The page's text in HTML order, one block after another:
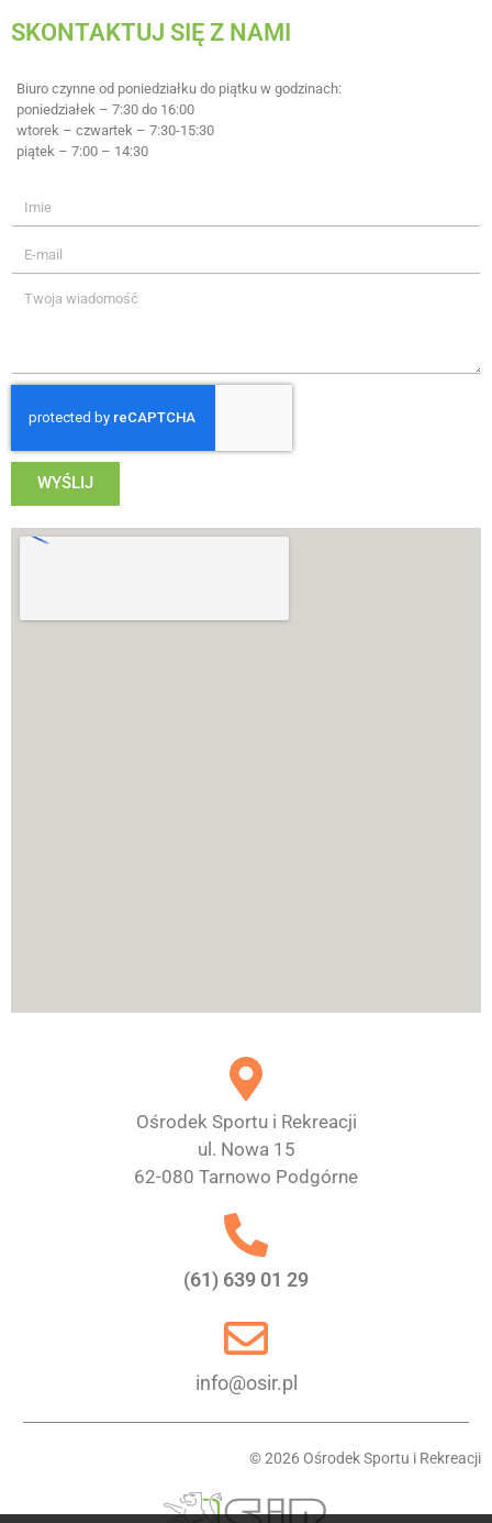
SKONTAKTUJ SIĘ Z NAMI
Biuro czynne od poniedziałku do piątku w godzinach:
poniedziałek – 7:30 do 16:00
wtorek – czwartek – 7:30-15:30
piątek – 7:00 – 14:30
WYŚLIJ
Ośrodek Sportu i Rekreacji
ul. Nowa 15
62-080 Tarnowo Podgórne
(61) 639 01 29
info@osir.pl
© 2026 Ośrodek Sportu i Rekreacji